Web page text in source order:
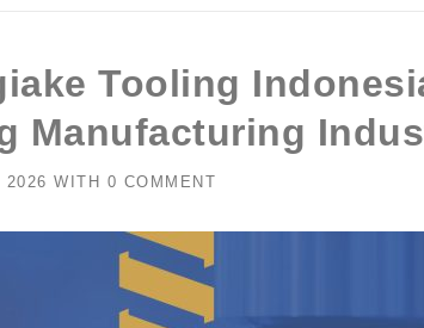
Tooling
Manufacturing
2026 WITH 0 COMMENT